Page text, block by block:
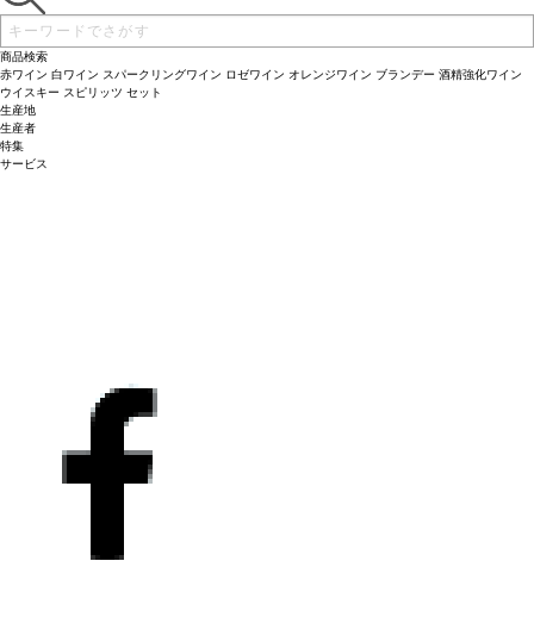
商品検索
赤ワイン 白ワイン スパークリングワイン ロゼワイン オレンジワイン ブランデー 酒精強化ワイン
ウイスキー スピリッツ セット
生産地
生産者
特集
サービス